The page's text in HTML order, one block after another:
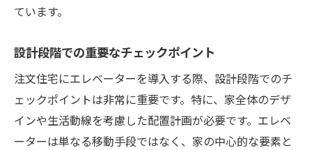
ています。
設計段階での重要なチェックポイント
注文住宅にエレベーターを導入する際、設計段階でのチ
ェックポイントは非常に重要です。特に、家全体のデザ
インや生活動線を考慮した配置計画が必要です。エレベ
ーターは単なる移動手段ではなく、家の中心的な要素と